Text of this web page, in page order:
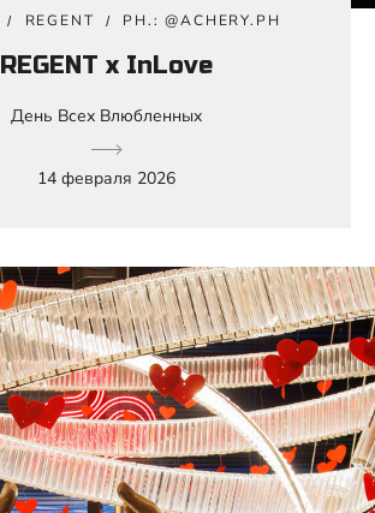
REGENT PH.: @ACHERY.PH
REGENT x InLove
День Всех Влюбленных
14 февраля 2026